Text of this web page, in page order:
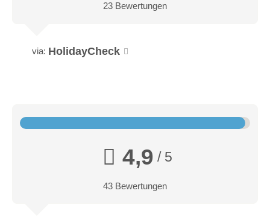
23 Bewertungen
via: HolidayCheck
4,9 / 5
43 Bewertungen